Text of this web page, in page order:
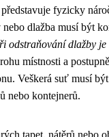
fyzicky
dlažba musí být
odstraňování dlažby je
místnosti a
Veškerá suť musí
nebo kontejnerů.